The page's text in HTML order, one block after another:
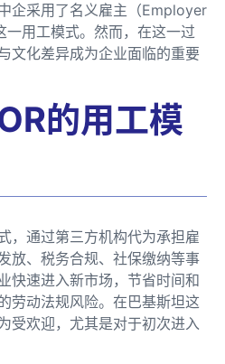
企采用了名义雇主（Employer
用工模式。然而，在这一过
文化差异成为企业面临的重要
的用工模
，通过第三方机构代为承担雇
放、税务合规、社保缴纳等事
快速进入新市场，节省时间和
劳动法规风险。在巴基斯坦这
受欢迎，尤其是对于初次进入